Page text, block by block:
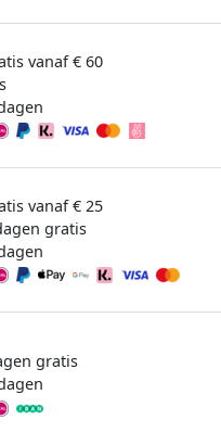
vanaf € 60
vanaf € 25
gratis
gratis